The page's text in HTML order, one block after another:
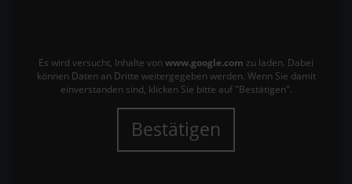
Es wird versucht, Inhalte von www.google.com zu laden. Dabei
können Daten an Dritte weitergegeben werden. Wenn Sie damit
einverstanden sind, klicken Sie bitte auf "Bestätigen".
Bestätigen